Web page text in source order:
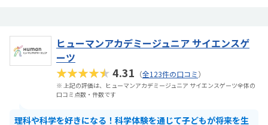
ヒューマンアカデミージュニア サイエンスゲ
ーツ
★★★★★4.31 （全123件の口コミ）
※ 上記の評価は、ヒューマンアカデミージュニア サイエンスゲーツ全体の
口コミ点数・件数です
理科や科学を好きになる！科学体験を通じて子どもが将来を生